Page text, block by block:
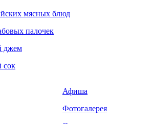
мясных блюд
палочек
джем
сок
Афиша
Фотогалерея